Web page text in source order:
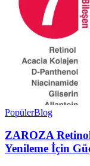
PopülerBlog
ZAROZA
Yenileme İçin